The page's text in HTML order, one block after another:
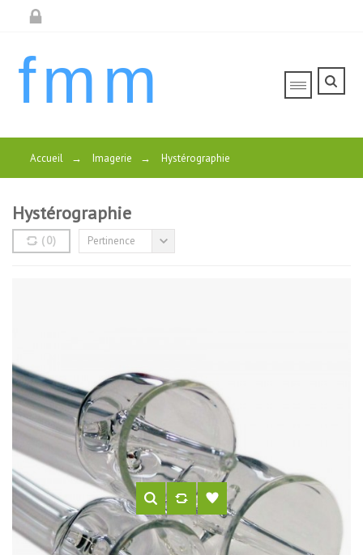
fmm
Accueil → Imagerie → Hystérographie
Hystérographie
(0) Pertinence